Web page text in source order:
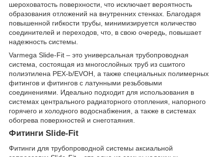
шероховатость поверхности, что исключает вероятность
образования отложений на внутренних стенках. Благодаря
повышенной гибкости трубы, минимизируется количество
соединителей и переходов, что, в свою очередь, повышает
надежность системы.
Varmega Slide-Fit – это универсальная трубопроводная
система, состоящая из многослойных труб из сшитого
полиэтилена PEX-b/EVOH, а также специальных полимерных
фитингов и фитингов с латунными резьбовыми
соединениями. Идеально подходит для использования в
системах центрального радиаторного отопления, напорного
горячего и холодного водоснабжения, а также в системах
обогрева поверхностей и снеготаяния.
Фитинги Slide-Fit
Фитинги для трубопроводной системы аксиальной